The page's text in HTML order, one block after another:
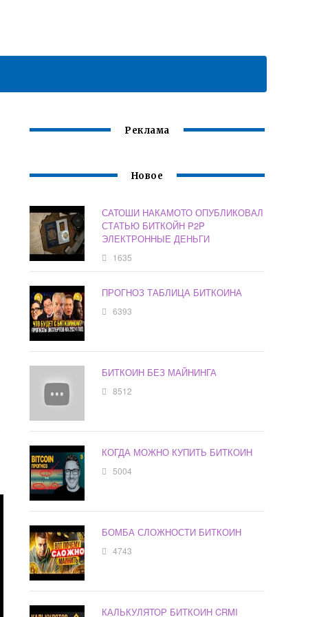
Реклама
Новое
САТОШИ НАКАМОТО ОПУБЛИКОВАЛ
СТАТЬЮ БИТКОЙН P2P
ЭЛЕКТРОННЫЕ ДЕНЬГИ
1635
ПРОГНОЗ ТАБЛИЦА БИТКОИНА
6393
БИТКОИН БЕЗ МАЙНИНГА
8512
КОГДА МОЖНО КУПИТЬ БИТКОИН
5004
БОМБА СЛОЖНОСТИ БИТКОИН
4743
КАЛЬКУЛЯТОР БИТКОИН CRMI